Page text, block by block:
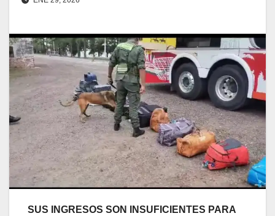
SUS INGRESOS SON INSUFICIENTES PARA